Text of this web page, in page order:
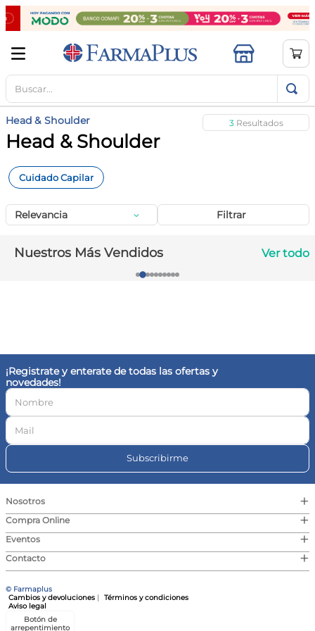
Buscar...
Head & Shoulder 3
Head & Shoulder
Cuidado Capilar
Filtrar
Relevancia
Nuestros Más Vendidos Ver todo
¡Registrate y enterate de todas las ofertas y
novedades!
Subscribirme
Nosotros +
Compra Online +
Eventos +
Contacto +
© Farmaplus
Cambios y devoluciones
Términos y condiciones
Aviso legal
Botón de
arrepentimiento
TÉRMINOS MÁS BUSCADOS
1.
mela b3
2.
cerave limpieza
.
loreal
5.
shampoo
7.
ibuprofeno